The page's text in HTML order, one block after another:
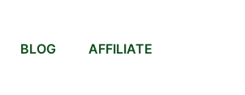
BLOG AFFILIATE